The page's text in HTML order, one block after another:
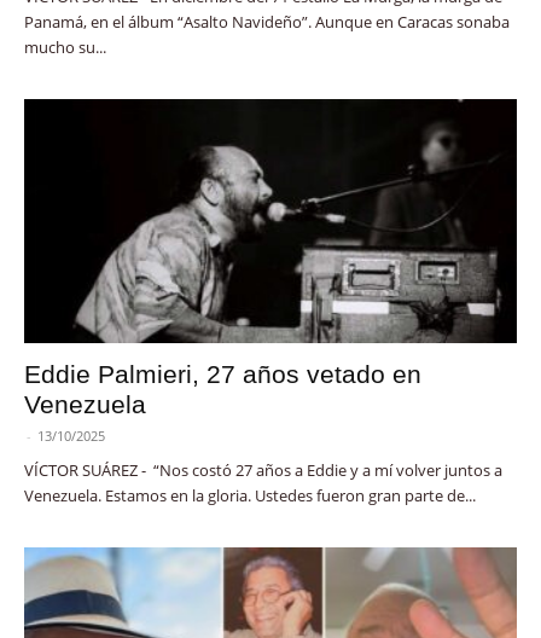
Panamá, en el álbum “Asalto Navideño”. Aunque en Caracas sonaba
mucho su...
Eddie Palmieri, 27 años vetado en
Venezuela
- 13/10/2025
VÍCTOR SUÁREZ - “Nos costó 27 años a Eddie y a mí volver juntos a
Venezuela. Estamos en la gloria. Ustedes fueron gran parte de...